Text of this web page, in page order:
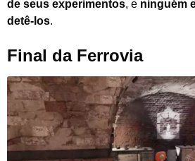
de seus experimentos, e ninguém
detê-los.
Final da Ferrovia